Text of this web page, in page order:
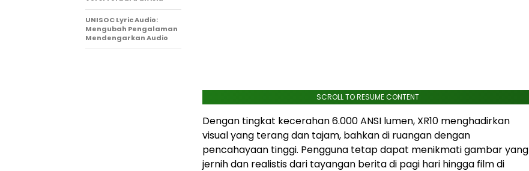
SCROLL TO RESUME CONTENT
Dengan tingkat kecerahan 6.000 ANSI lumen, XR10 menghadirkan
visual yang terang dan tajam, bahkan di ruangan dengan
pencahayaan tinggi. Pengguna tetap dapat menikmati gambar yang
jernih dan realistis dari tayangan berita di pagi hari hingga film di
UNISOC Lyric Audio:
Mengubah Pengalaman
Mendengarkan Audio